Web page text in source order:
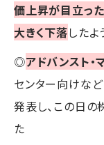
価上昇が目立った
大きく下落したよ
◎アドバンスト・
センター向けな
発表し、この日
た